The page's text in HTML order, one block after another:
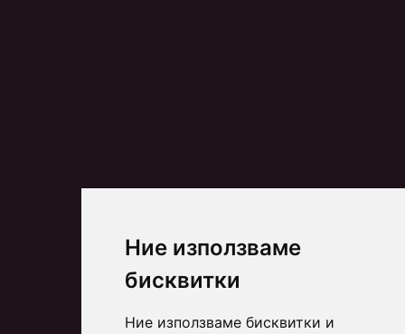
Ние използваме
бисквитки
Ние използваме бисквитки и